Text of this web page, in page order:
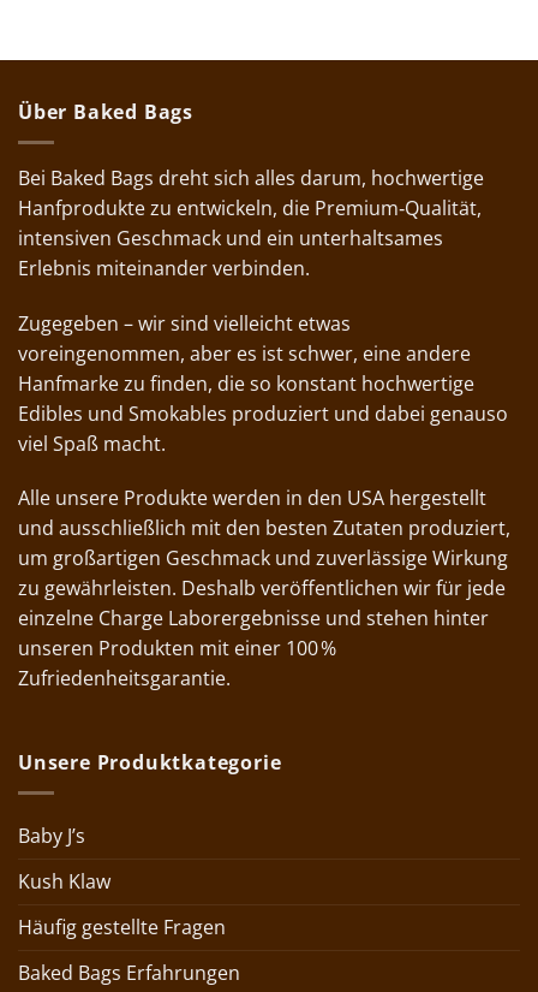
Über Baked Bags
Bei Baked Bags dreht sich alles darum, hochwertige
Hanfprodukte zu entwickeln, die Premium‑Qualität,
intensiven Geschmack und ein unterhaltsames
Erlebnis miteinander verbinden.
Zugegeben – wir sind vielleicht etwas
voreingenommen, aber es ist schwer, eine andere
Hanfmarke zu finden, die so konstant hochwertige
Edibles und Smokables produziert und dabei genauso
viel Spaß macht.
Alle unsere Produkte werden in den USA hergestellt
und ausschließlich mit den besten Zutaten produziert,
um großartigen Geschmack und zuverlässige Wirkung
zu gewährleisten. Deshalb veröffentlichen wir für jede
einzelne Charge Laborergebnisse und stehen hinter
unseren Produkten mit einer 100 %
Zufriedenheitsgarantie.
Unsere Produktkategorie
Baby J’s
Kush Klaw
Häufig gestellte Fragen
Baked Bags Erfahrungen